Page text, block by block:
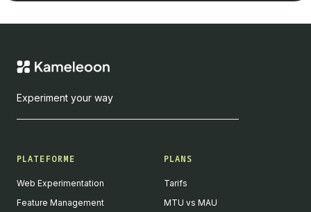
Experiment your way
PLATEFORME
Web Experimentation
Feature Management
PLANS
Tarifs
MTU vs MAU